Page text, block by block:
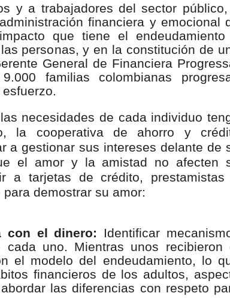
dignidad a las personas con discapacidad de
fortalece la preparación de sus municipios frente al
fortalece la respuesta frente a tres Alertas
fue inmovilizado un bus que estaba siendo lavado
en máxima alerta al Tolima
la Fábrica de Licores del Tolima alcanzó el 94
y a trabajadores del sector
financiera y emocional
que tiene el
personas, y en la constitución de
General de Financiera
familias colombianas
necesidades de cada individuo
la cooperativa de ahorro y
a gestionar sus intereses delante de
el amor y la amistad no afecten
a tarjetas de crédito, prestamistas
demostrar su amor:
con el dinero:
Identificar
uno. Mientras unos recibieron
el modelo del endeudamiento, lo
financieros de los adultos,
las diferencias con respeto